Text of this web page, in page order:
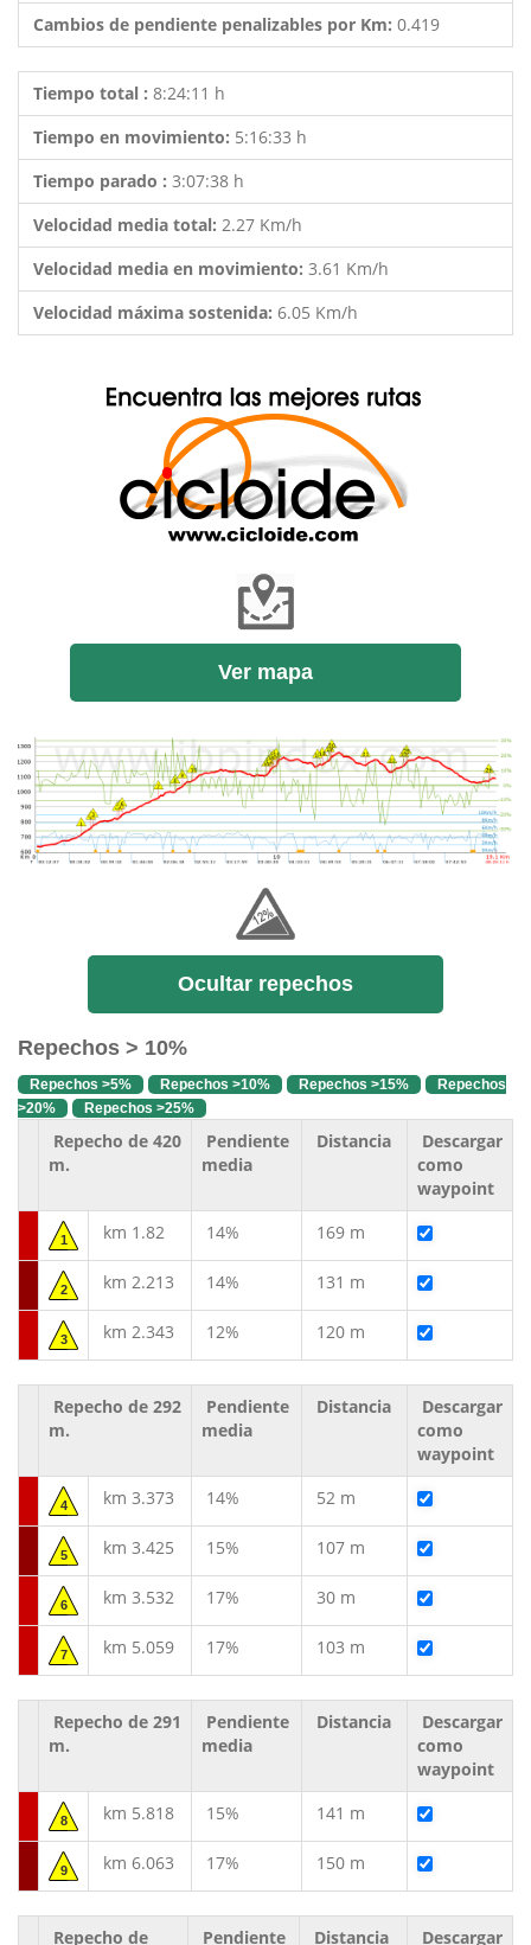
Cambios de pendiente penalizables por Km: 0.419
Tiempo total : 8:24:11 h
Tiempo en movimiento: 5:16:33 h
Tiempo parado : 3:07:38 h
Velocidad media total: 2.27 Km/h
Velocidad media en movimiento: 3.61 Km/h
Velocidad máxima sostenida: 6.05 Km/h
Ver mapa
Ocultar repechos
Repechos > 10%
Repechos >5% Repechos >10% Repechos >15%
Repechos
>20%
Repechos >25%
Repecho de 420
m.
Pendiente
media
Distancia
Descargar
como
waypoint
1 km 1.82 14% 169 m
2 km 2.213 14% 131 m
3 km 2.343 12% 120 m
Repecho de 292
m.
Pendiente
media
Distancia
Descargar
como
waypoint
4 km 3.373 14% 52 m
5 km 3.425 15% 107 m
6 km 3.532 17% 30 m
7 km 5.059 17% 103 m
Repecho de 291
m.
Pendiente
media
Distancia
Descargar
como
waypoint
8 km 5.818 15% 141 m
9 km 6.063 17% 150 m
Repecho de Pendiente Distancia Descargar